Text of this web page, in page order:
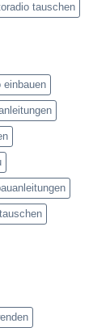
tauschen
einbauen